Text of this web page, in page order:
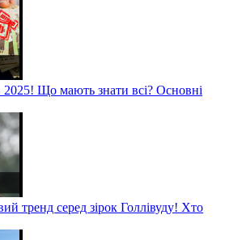
2025! Що мають знати всі? Основні
тренд серед зірок Голлівуду! Хто